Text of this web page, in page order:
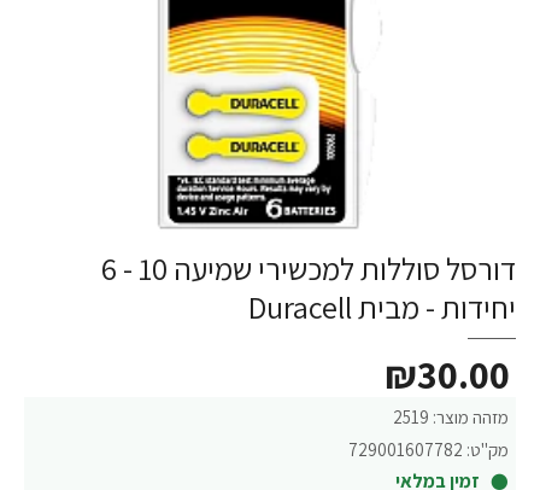
דורסל סוללות למכשירי שמיעה 10 - 6
יחידות - מבית Duracell
מזהה מוצר: 2519
מק"ט: 729001607782
זמין במלאי
₪30.00